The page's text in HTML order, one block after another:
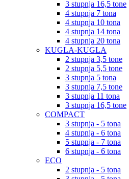
3 stupnja 16,5 tone
4 stupnja 7 tona
4 stupnja 10 tona
4 stupnja 14 tona
4 stupnja 20 tona
KUGLA-KUGLA
2 stupnja 3,5 tone
2 stupnja 5,5 tone
3 stupnja 5 tona
3 stupnja 7,5 tone
3 stupnja 11 tona
3 stupnja 16,5 tone
COMPACT
3 stupnja - 5 tona
4 stupnja - 6 tona
5 stupnja - 7 tona
6 stupnja - 6 tona
ECO
2 stupnja - 5 tona